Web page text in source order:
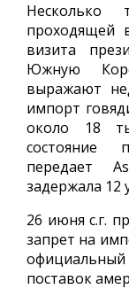
Несколько
проходящей
визита
Южную
выражают
импорт
около 18
состояние
передает
задержала 12
26 июня с.г.
запрет на
поставок